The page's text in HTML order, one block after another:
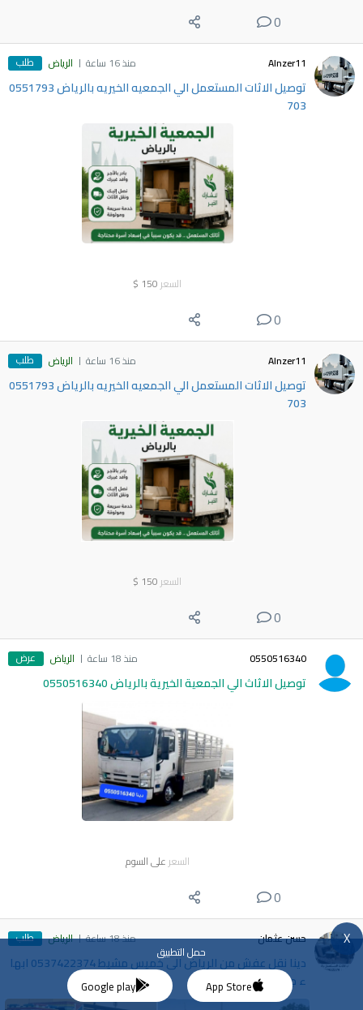
0
Alnzer11 منذ 16 ساعة الرياض طلب
توصيل الاثات المستعمل الي الجمعيه الخيريه بالرياض 0551793
703
السعر 150
$
0
Alnzer11 منذ 16 ساعة الرياض طلب
توصيل الاثات المستعمل الي الجمعيه الخيريه بالرياض 0551793
703
السعر 150
$
0
0550516340 منذ 18 ساعة الرياض عرض
توصيل الاثاث الي الجمعية الخيرية بالرياض 0550516340
السعر على السوم
0
حسن عثمان منذ 18 ساعة الرياض طلب
دينا نقل عفش من الرياض الى خميس مشيط 0537422374 ابها
ء جازان
X
حمل التطبيق
App Store
Google play